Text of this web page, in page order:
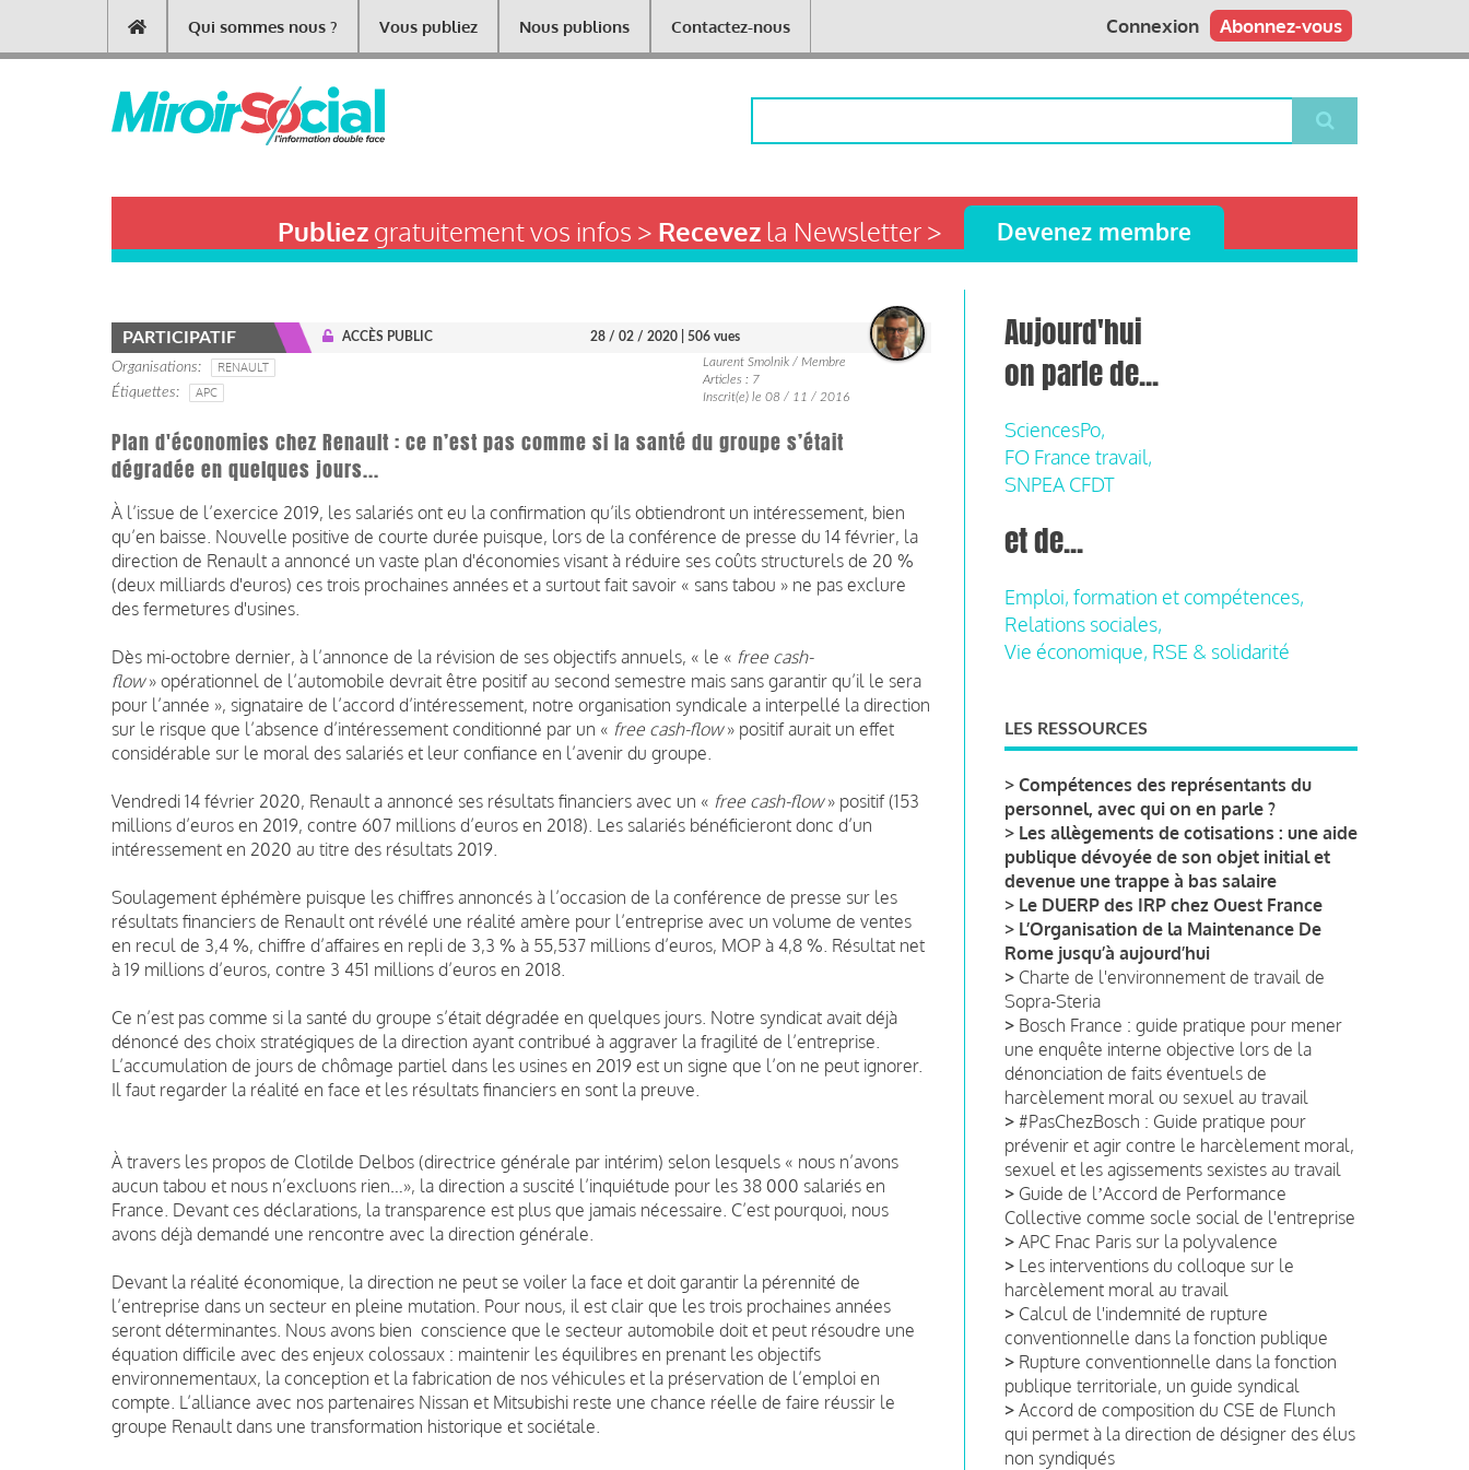
contenu
Main
navigation
Qui sommes nous ? Vous publiez Nous publions Contactez-nous Abonnez-vous
Connexion
Publiezgratuitement vos infos > Recevezla Newsletter > Devenez membre
PARTICIPATIF ACCÈS PUBLIC 28 / 02 / 2020 | 506 vues
Organisations
RENAULT
Étiquettes
APC
Laurent Smolnik / Membre
Articles : 7
Inscrit(e) le 08 / 11 / 2016
Plan d'économies chez Renault : ce n’est pas comme si la santé du groupe s’était
dégradée en quelques jours...
À l’issue de l’exercice 2019, les salariés ont eu la confirmation qu’ils obtiendront un intéressement, bien
qu’en baisse. Nouvelle positive de courte durée puisque, lors de la conférence de presse du 14 février, la
direction de Renault a annoncé un vaste plan d'économies visant à réduire ses coûts structurels de 20 %
(deux milliards d'euros) ces trois prochaines années et a surtout fait savoir « sans tabou » ne pas exclure
des fermetures d'usines.
Dès mi-octobre dernier, à l’annonce de la révision de ses objectifs annuels, « le « free cash-
flow» opérationnel de l’automobile devrait être positif au second semestre mais sans garantir qu’il le sera
pour l’année », signataire de l’accord d’intéressement, notre organisation syndicale a interpellé la direction
sur le risque que l’absence d’intéressement conditionné par un « free cash-flow» positif aurait un effet
considérable sur le moral des salariés et leur confiance en l’avenir du groupe.
Vendredi 14 février 2020, Renault a annoncé ses résultats financiers avec un « free cash-flow» positif (153
millions d’euros en 2019, contre 607 millions d’euros en 2018). Les salariés bénéficieront donc d’un
intéressement en 2020 au titre des résultats 2019.
Soulagement éphémère puisque les chiffres annoncés à l’occasion de la conférence de presse sur les
résultats financiers de Renault ont révélé une réalité amère pour l’entreprise avec un volume de ventes
en recul de 3,4 %, chiffre d’affaires en repli de 3,3 % à 55,537 millions d’euros, MOP à 4,8 %. Résultat net
à 19 millions d’euros, contre 3 451 millions d’euros en 2018.
Ce n’est pas comme si la santé du groupe s’était dégradée en quelques jours. Notre syndicat avait déjà
dénoncé des choix stratégiques de la direction ayant contribué à aggraver la fragilité de l’entreprise.
L’accumulation de jours de chômage partiel dans les usines en 2019 est un signe que l’on ne peut ignorer.
Il faut regarder la réalité en face et les résultats financiers en sont la preuve.
À travers les propos de Clotilde Delbos (directrice générale par intérim) selon lesquels « nous n’avons
aucun tabou et nous n’excluons rien…», la direction a suscité l’inquiétude pour les 38 000 salariés en
France. Devant ces déclarations, la transparence est plus que jamais nécessaire. C’est pourquoi, nous
avons déjà demandé une rencontre avec la direction générale.
Devant la réalité économique, la direction ne peut se voiler la face et doit garantir la pérennité de
l’entreprise dans un secteur en pleine mutation. Pour nous, il est clair que les trois prochaines années
seront déterminantes. Nous avons bien conscience que le secteur automobile doit et peut résoudre une
équation difficile avec des enjeux colossaux : maintenir les équilibres en prenant les objectifs
environnementaux, la conception et la fabrication de nos véhicules et la préservation de l’emploi en
compte. L’alliance avec nos partenaires Nissan et Mitsubishi reste une chance réelle de faire réussir le
groupe Renault dans une transformation historique et sociétale.
Aujourd'hui
on parle de...
SciencesPo,
FO France travail,
SNPEA CFDT
et de...
Emploi, formation et compétences,
Relations sociales,
Vie économique, RSE & solidarité
LES RESSOURCES
> Compétences des représentants du
personnel, avec qui on en parle ?
> Les allègements de cotisations : une aide
publique dévoyée de son objet initial et
devenue une trappe à bas salaire
> Le DUERP des IRP chez Ouest France
> L’Organisation de la Maintenance De
Rome jusqu’à aujourd’hui
> Charte de l'environnement de travail de
Sopra-Steria
> Bosch France : guide pratique pour mener
une enquête interne objective lors de la
dénonciation de faits éventuels de
harcèlement moral ou sexuel au travail
> #PasChezBosch : Guide pratique pour
prévenir et agir contre le harcèlement moral,
sexuel et les agissements sexistes au travail
> Guide de lʼAccord de Performance
Collective comme socle social de l'entreprise
> APC Fnac Paris sur la polyvalence
> Les interventions du colloque sur le
harcèlement moral au travail
> Calcul de l'indemnité de rupture
conventionnelle dans la fonction publique
> Rupture conventionnelle dans la fonction
publique territoriale, un guide syndical
> Accord de composition du CSE de Flunch
qui permet à la direction de désigner des élus
non syndiqués